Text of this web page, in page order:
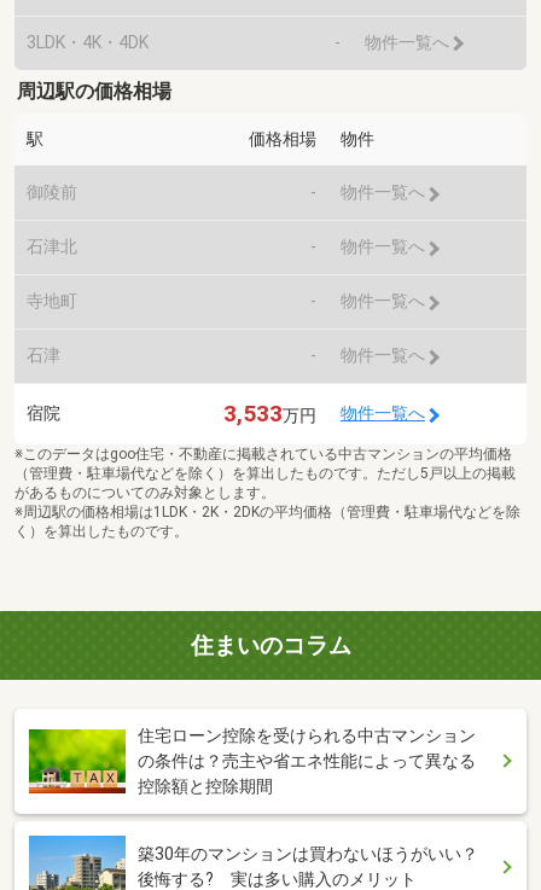
3LDK・4K・4DK - 物件一覧へ
周辺駅の価格相場
駅 価格相場 物件
御陵前 - 物件一覧へ
石津北 - 物件一覧へ
寺地町 - 物件一覧へ
石津 - 物件一覧へ
宿院 3,533万円 物件一覧へ
※このデータはgoo住宅・不動産に掲載されている中古マンションの平均価格
（管理費・駐車場代などを除く）を算出したものです。ただし5戸以上の掲載
があるものについてのみ対象とします。
※周辺駅の価格相場は1LDK・2K・2DKの平均価格（管理費・駐車場代などを除
く）を算出したものです。
住まいのコラム
住宅ローン控除を受けられる中古マンション
の条件は？売主や省エネ性能によって異なる
控除額と控除期間
築30年のマンションは買わないほうがいい？
後悔する? 実は多い購入のメリット